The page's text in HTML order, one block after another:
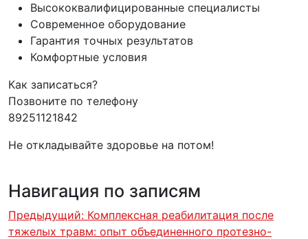
Высококвалифицированные специалисты
Современное оборудование
Гарантия точных результатов
Комфортные условия
Как записаться?
Позвоните по телефону
89251121842
Не откладывайте здоровье на потом!
Навигация по записям
Предыдущий: Комплексная реабилитация после
тяжелых травм: опыт объединенного протезно-